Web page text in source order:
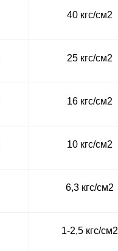
40 кгс/см2
25 кгс/см2
16 кгс/см2
10 кгс/см2
6,3 кгс/см2
1-2,5 кгс/см2